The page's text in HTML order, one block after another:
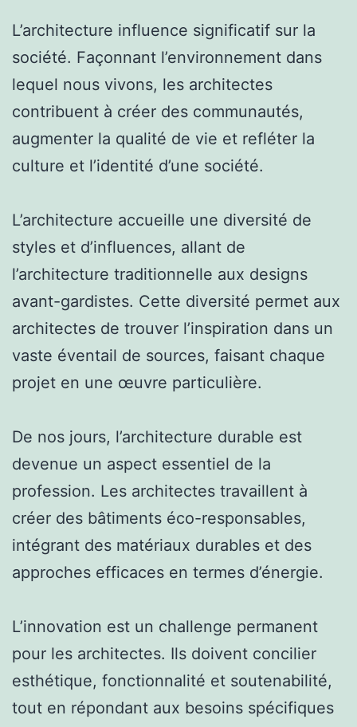
L’architecture influence significatif sur la
société. Façonnant l’environnement dans
lequel nous vivons, les architectes
contribuent à créer des communautés,
augmenter la qualité de vie et refléter la
culture et l’identité d’une société.
L’architecture accueille une diversité de
styles et d’influences, allant de
l’architecture traditionnelle aux designs
avant-gardistes. Cette diversité permet aux
architectes de trouver l’inspiration dans un
vaste éventail de sources, faisant chaque
projet en une œuvre particulière.
De nos jours, l’architecture durable est
devenue un aspect essentiel de la
profession. Les architectes travaillent à
créer des bâtiments éco-responsables,
intégrant des matériaux durables et des
approches efficaces en termes d’énergie.
L’innovation est un challenge permanent
pour les architectes. Ils doivent concilier
esthétique, fonctionnalité et soutenabilité,
tout en répondant aux besoins spécifiques